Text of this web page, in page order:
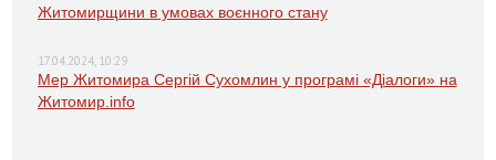
Житомирщини в умовах воєнного стану
17.04.2024, 10:29
Мер Житомира Сергій Сухомлин у програмі «Діалоги» на
Житомир.info